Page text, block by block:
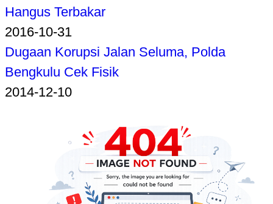
Hangus Terbakar
2016-10-31
Dugaan Korupsi Jalan Seluma, Polda
Bengkulu Cek Fisik
2014-12-10